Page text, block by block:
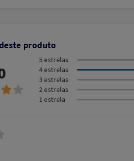
produto
5 estrelas
4 estrelas
3 estrelas
2 estrelas
1 estrela